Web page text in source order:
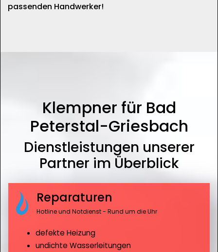
passenden Handwerker!
Klempner für Bad
Peterstal-Griesbach
Dienstleistungen unserer
Partner im Überblick
Reparaturen
Hotline und Notdienst - Rund um die Uhr
defekte Heizung
undichte Wasserleitungen